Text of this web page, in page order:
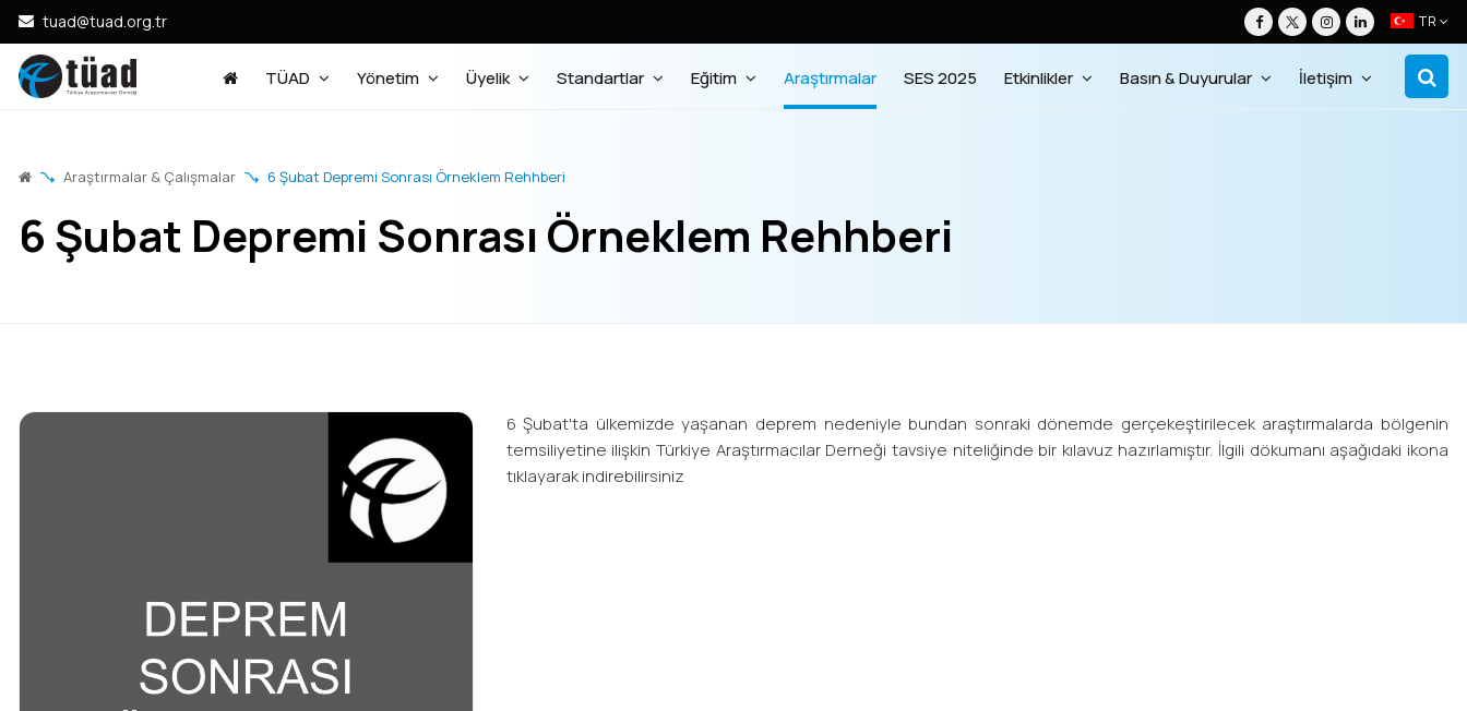
TR
tuad@tuad.org.tr
TÜAD Yönetim Üyelik Standartlar Eğitim Araştırmalar SES 2025 Etkinlikler Basın & Duyurular İletişim
Araştırmalar & Çalışmalar 6 Şubat Depremi Sonrası Örneklem Rehhberi
6 Şubat Depremi Sonrası Örneklem Rehhberi
6 Şubat'ta ülkemizde yaşanan deprem nedeniyle bundan sonraki dönemde gerçekeştirilecek araştırmalarda bölgenin
temsiliyetine ilişkin Türkiye Araştırmacılar Derneği tavsiye niteliğinde bir kılavuz hazırlamıştır. İlgili dökumanı aşağıdaki ikona
tıklayarak indirebilirsiniz